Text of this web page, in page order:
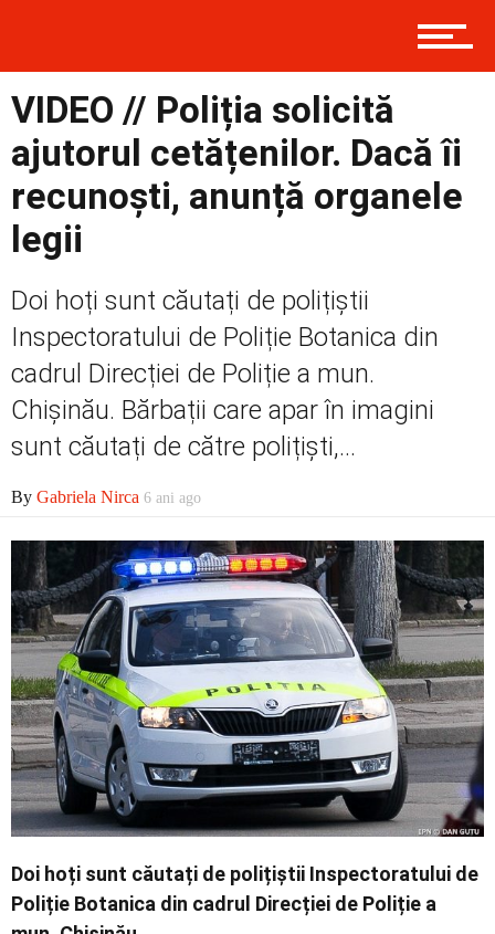
Prima
Politică
Externe
Social
Economic
Contact
VIDEO // Poliția solicită
ajutorul cetățenilor. Dacă îi
recunoști, anunță organele
legii
Doi hoți sunt căutați de polițiștii
Inspectoratului de Poliție Botanica din
cadrul Direcției de Poliție a mun.
Chișinău. Bărbații care apar în imagini
sunt căutați de către polițiști,...
By Gabriela Nirca 6 ani ago
Doi hoți sunt căutați de polițiștii Inspectoratului de
Poliție Botanica din cadrul Direcției de Poliție a